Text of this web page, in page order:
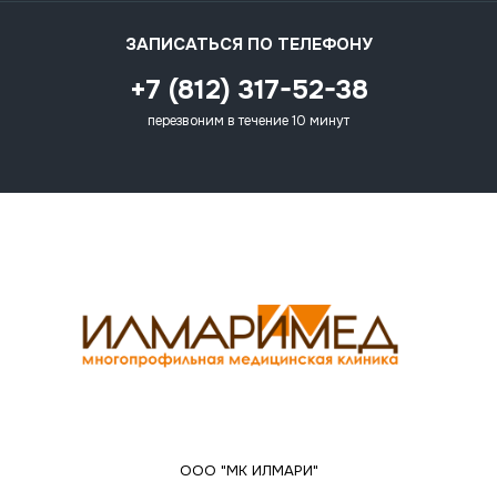
ЗАПИСАТЬСЯ ПО ТЕЛЕФОНУ
+7 (812) 317-52-38
перезвоним в течение 10 минут
ООО "МК ИЛМАРИ"